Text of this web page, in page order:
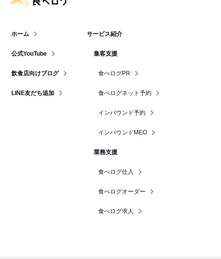
ホーム
公式YouTube
飲食店向けブログ
LINE友だち追加
サービス紹介
集客支援
食べログPR
食べログネット予約
インバウンド予約
インバウンドMEO
業務支援
食べログ仕入
食べログオーダー
食べログ求人